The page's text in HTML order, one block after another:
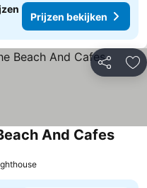
Prijzen bekijken
Delen
And Cafes